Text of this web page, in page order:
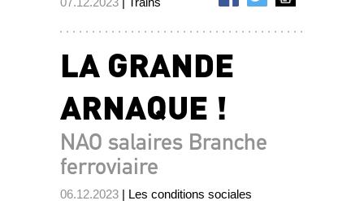
LA GRANDE
ARNAQUE !
NAO salaires Branche
ferroviaire
06.12.2023 | Les conditions sociales